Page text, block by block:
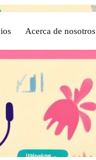
Acerca de nosotros